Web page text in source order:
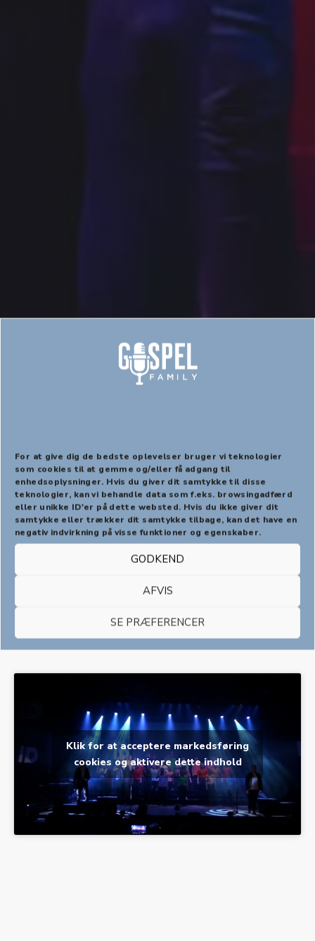
For at give dig de bedste oplevelser bruger vi teknologier
som cookies til at gemme og/eller få adgang til
enhedsoplysninger. Hvis du giver dit samtykke til disse
teknologier, kan vi behandle data som f.eks. browsingadfærd
eller unikke ID'er på dette websted. Hvis du ikke giver dit
samtykke eller trækker dit samtykke tilbage, kan det have en
negativ indvirkning på visse funktioner og egenskaber.
GODKEND
AFVIS
SE PRÆFERENCER
Klik for at acceptere markedsføring
cookies og aktivere dette indhold
PREVIOUS